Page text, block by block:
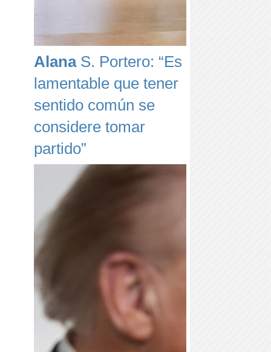
AlanaS. Portero: “Es
lamentable que tener
sentido común se
considere tomar
partido”